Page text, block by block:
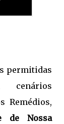
permitidas
cenários
Remédios,
de Nossa